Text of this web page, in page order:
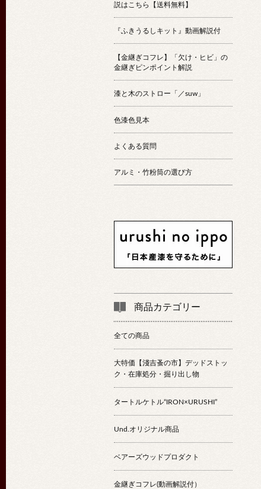
説はこちら【送料無料】
『ふきうるしキット』動画解説付
【金継ぎコフレ】「欠け・ヒビ」の
金継ぎピンポイント解説
漆と木のストロー「／suw」
色漆色見本
よくある質問
アルミ・竹粉筒の選び方
商品カテゴリー
全ての商品
大特価【淺吉蚤の市】デッドストッ
ク・在庫処分・掘り出し物
タートルケトル“IRON×URUSHI”
Und.オリジナル商品
ベアーズウッドプロダクト
金継ぎコフレ(動画解説付）